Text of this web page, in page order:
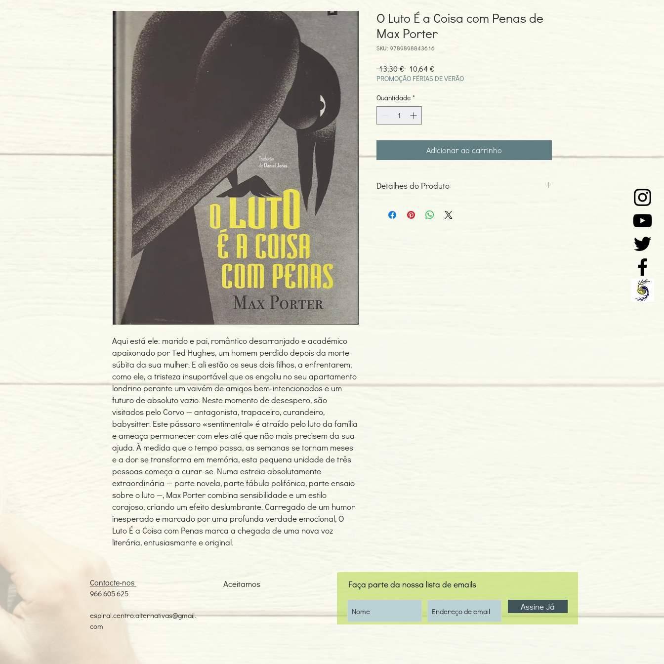
Aqui está ele: marido e pai, romântico desarranjado e académico
apaixonado por Ted Hughes, um homem perdido depois da morte
súbita da sua mulher. E ali estão os seus dois filhos, a enfrentarem,
como ele, a tristeza insuportável que os engoliu no seu apartamento
londrino perante um vaivém de amigos bem-intencionados e um
futuro de absoluto vazio. Neste momento de desespero, são
visitados pelo Corvo — antagonista, trapaceiro, curandeiro,
babysitter. Este pássaro «sentimental» é atraído pelo luto da família
e ameaça permanecer com eles até que não mais precisem da sua
ajuda. À medida que o tempo passa, as semanas se tornam meses
e a dor se transforma em memória, esta pequena unidade de três
pessoas começa a curar-se. Numa estreia absolutamente
extraordinária — parte novela, parte fábula polifónica, parte ensaio
sobre o luto —, Max Porter combina sensibilidade e um estilo
corajoso, criando um efeito deslumbrante. Carregado de um humor
inesperado e marcado por uma profunda verdade emocional, O
Luto É a Coisa com Penas marca a chegada de uma nova voz
literária, entusiasmante e original.
O Luto É a Coisa com Penas de
Max Porter
SKU: 9789898843616
13,30 € Preço
normal
10,64 €Preço
promocional
PROMOÇÃO FÉRIAS DE VERÃO
Quantidade *
Adicionar ao carrinho
Detalhes do Produto
ISBN: 9789898843616
Contacte-nos
966 605 625
espiral.centro.alternativas@gmail.
com
Aceitamos
Faça parte da nossa lista de emails
Assine Já